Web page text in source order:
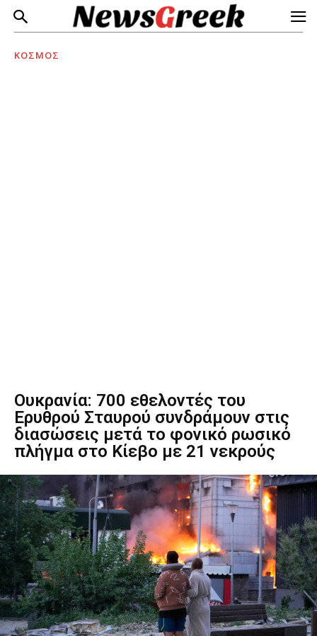
ΚΟΣΜΟΣ
Ουκρανία: 700 εθελοντές του
Ερυθρού Σταυρού συνδράμουν στις
διασώσεις μετά το φονικό ρωσικό
πλήγμα στο Κίεβο με 21 νεκρούς